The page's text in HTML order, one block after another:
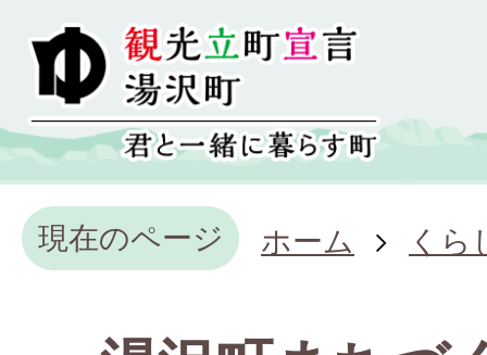
現在のページ ホーム くら